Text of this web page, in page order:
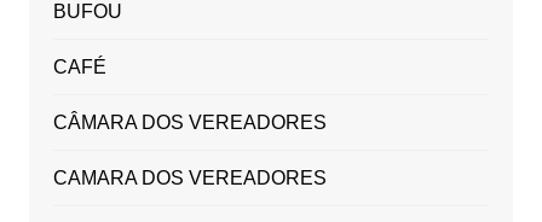
BUFOU
CAFÉ
CÂMARA DOS VEREADORES
CAMARA DOS VEREADORES